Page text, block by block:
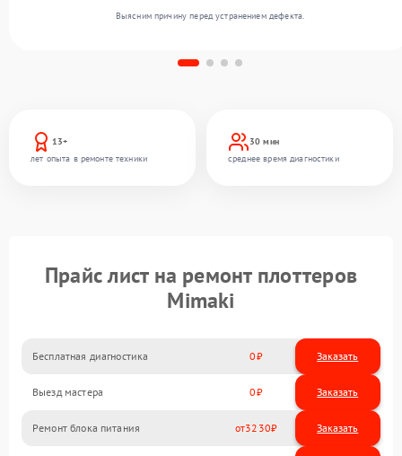
13+
лет опыта в ремонте техники
30 мин
среднее время диагностики
Выясним причину перед устранением дефекта.
Прайс лист на ремонт плоттеров
Mimaki
Бесплатная диагностика 0 Заказать
Выезд мастера 0 Заказать
Ремонт блока питания 3230